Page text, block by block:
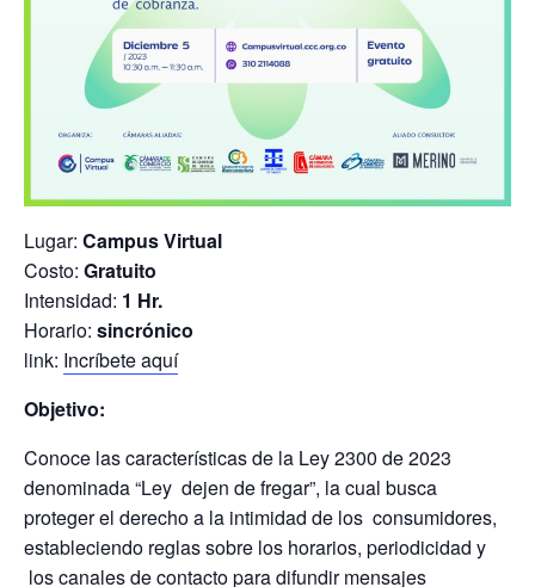
Lugar: Campus Virtual
Costo: Gratuito
Intensidad: 1 Hr.
Horario: sincrónico
link: Incríbete aquí
Objetivo:
Conoce las características de la Ley 2300 de 2023
denominada “Ley dejen de fregar”, la cual busca
proteger el derecho a la intimidad de los consumidores,
estableciendo reglas sobre los horarios, periodicidad y
los canales de contacto para difundir mensajes